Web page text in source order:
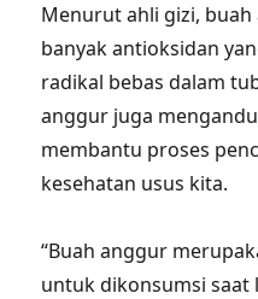
Menurut ahli gizi,
banyak antioksidan
radikal bebas dalam
anggur juga
membantu proses
kesehatan usus kita.
“Buah anggur
untuk dikonsumsi saat